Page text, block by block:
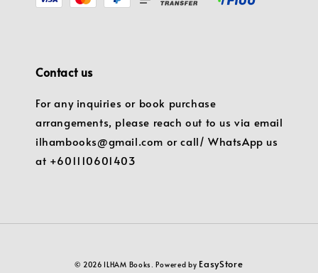
Contact us
For any inquiries or book purchase
arrangements, please reach out to us via email
ilhambooks@gmail.com or call/ WhatsApp us
at +601110601403
© 2026 ILHAM Books. Powered by EasyStore